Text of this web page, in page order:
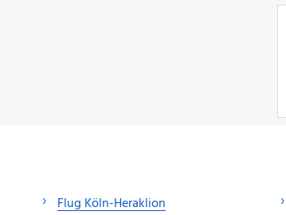
Flug Köln-Heraklion